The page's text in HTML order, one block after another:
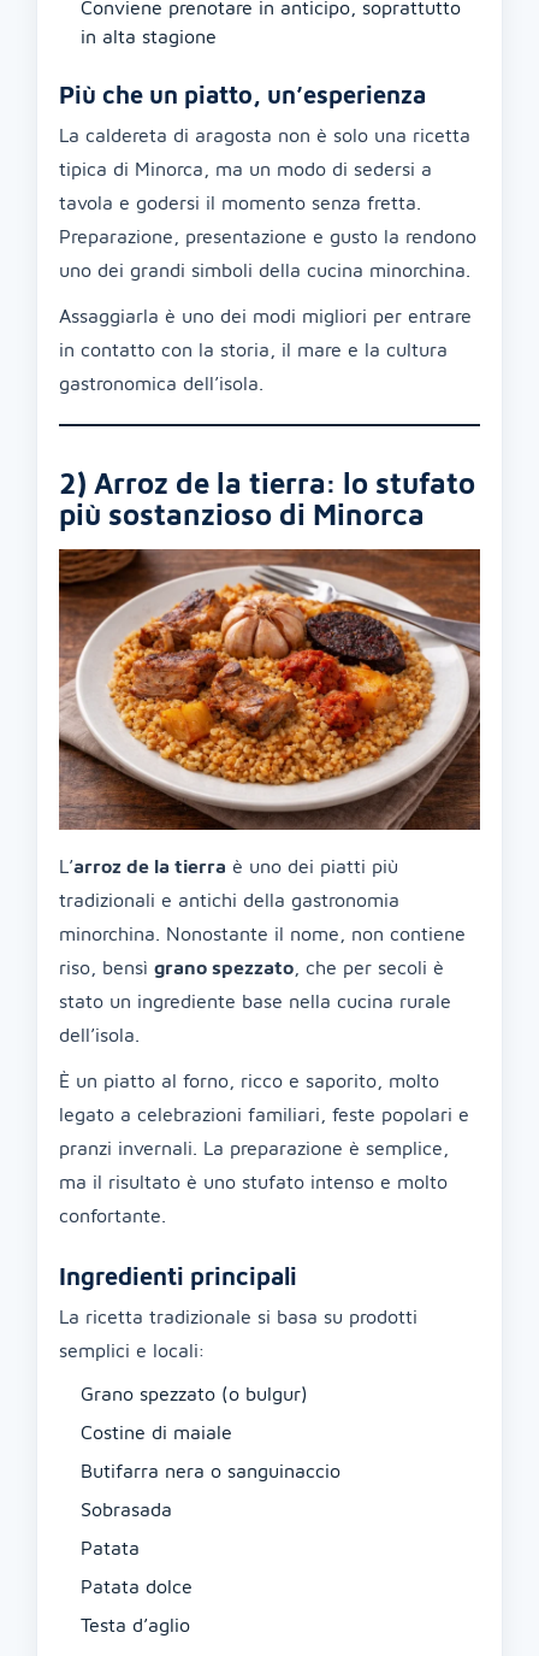
Conviene prenotare in anticipo, soprattutto
in alta stagione
Più che un piatto, un’esperienza
La caldereta di aragosta non è solo una ricetta
tipica di Minorca, ma un modo di sedersi a
tavola e godersi il momento senza fretta.
Preparazione, presentazione e gusto la rendono
uno dei grandi simboli della cucina minorchina.
Assaggiarla è uno dei modi migliori per entrare
in contatto con la storia, il mare e la cultura
gastronomica dell’isola.
2) Arroz de la tierra: lo stufato
più sostanzioso di Minorca
L’arroz de la tierra è uno dei piatti più
tradizionali e antichi della gastronomia
minorchina. Nonostante il nome, non contiene
riso, bensì grano spezzato , che per secoli è
stato un ingrediente base nella cucina rurale
dell’isola.
È un piatto al forno, ricco e saporito, molto
legato a celebrazioni familiari, feste popolari e
pranzi invernali. La preparazione è semplice,
ma il risultato è uno stufato intenso e molto
confortante.
Ingredienti principali
La ricetta tradizionale si basa su prodotti
semplici e locali:
Grano spezzato (o bulgur)
Costine di maiale
Butifarra nera o sanguinaccio
Sobrasada
Patata
Patata dolce
Testa d’aglio